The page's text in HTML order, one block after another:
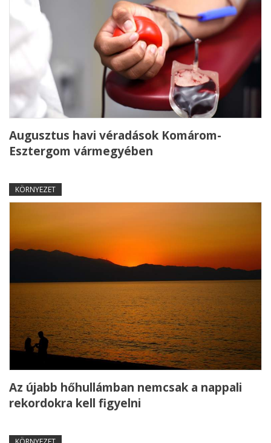
Augusztus havi véradások Komárom-
Esztergom vármegyében
KÖRNYEZET
Az újabb hőhullámban nemcsak a nappali
rekordokra kell figyelni